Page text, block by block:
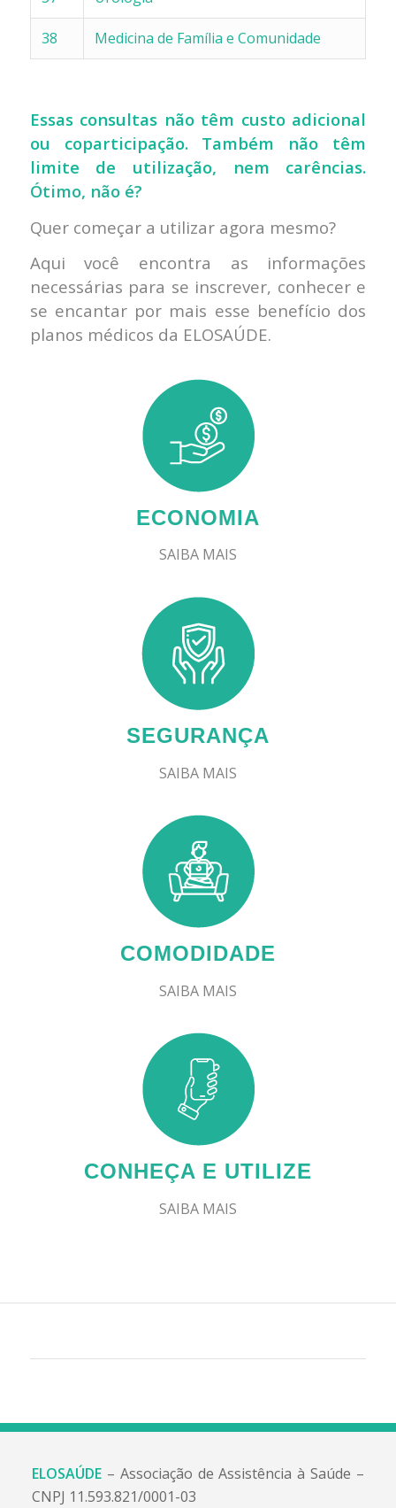
38 Medicina de Família e Comunidade
Essas consultas não têm custo adicional
ou coparticipação. Também não têm
limite de utilização, nem carências.
Ótimo, não é?
Quer começar a utilizar agora mesmo?
Aqui você encontra as informações
necessárias para se inscrever, conhecer e
se encantar por mais esse benefício dos
planos médicos da ELOSAÚDE.
ECONOMIA
SAIBA MAIS
SEGURANÇA
SAIBA MAIS
COMODIDADE
SAIBA MAIS
CONHEÇA E UTILIZE
SAIBA MAIS
ELOSAÚDE– Associação de Assistência à Saúde –
CNPJ 11.593.821/0001-03